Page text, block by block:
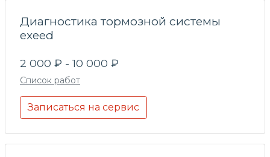
Диагностика тормозной системы
exeed
2 000 ₽ - 10 000 ₽
Список работ
Записаться на сервис